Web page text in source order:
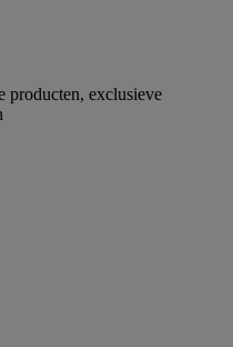
producten, exclusieve